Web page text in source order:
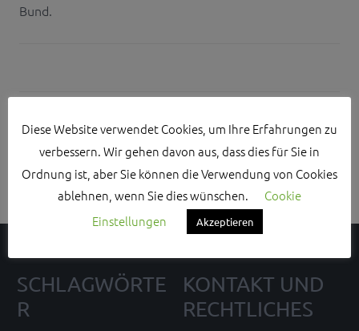
Bund.
Search Sidebar Widget Area
Please login and add some widgets to this widget area.
SCHLAGWÖRTE
R
KONTAKT UND
RECHTLICHES
Diese Website verwendet Cookies, um Ihre Erfahrungen zu
verbessern. Wir gehen davon aus, dass dies für Sie in
Ordnung ist, aber Sie können die Verwendung von Cookies
ablehnen, wenn Sie dies wünschen.
Cookie
Einstellungen
Akzeptieren